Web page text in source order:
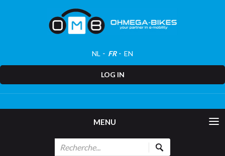
NL FR EN
LOG IN
MENU